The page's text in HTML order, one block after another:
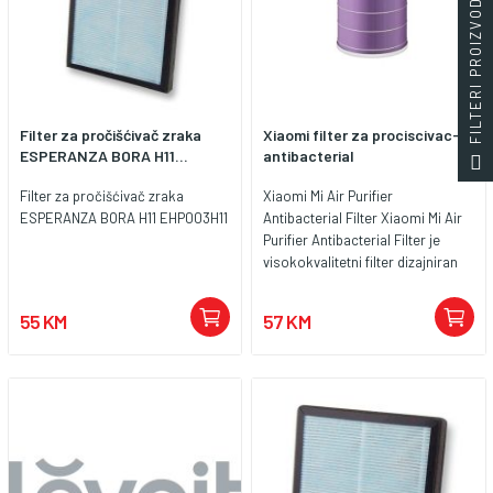
Filter za pročišćivač zraka
ESPERANZA BORA H11...
Filter za pročišćivač zraka
ESPERANZA BORA H11 EHP003H11
55 KM
Xiaomi filter za prociscivac-
antibacterial
Xiaomi Mi Air Purifier
Antibacterial Filter Xiaomi Mi Air
Purifier Antibacterial Filter je
visokokvalitetni filter dizajniran
drugih štetnih supstanci iz zraka,
pružajući čistu i zdravu okolinu.
drugih štetnih mikroorganizama
iz zraka. Struktura: Trostruki
sistem filtriranja uključuje
primarni filter, HEPA filter i sloj sa
57 KM
FILTERI PROIZVODA